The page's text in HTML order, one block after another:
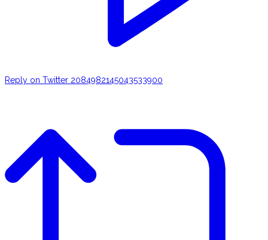
Reply on Twitter 2084982145043533900